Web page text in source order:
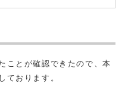
ことが確認できたので、本
ております。